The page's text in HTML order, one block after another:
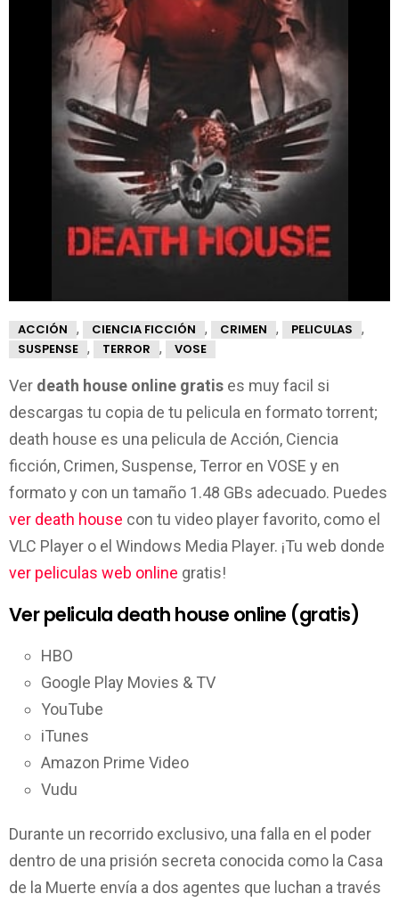
ACCIÓN , CIENCIA FICCIÓN , CRIMEN , PELICULAS ,
SUSPENSE , TERROR , VOSE
Ver death house online gratis es muy facil si
descargas tu copia de tu pelicula en formato torrent;
death house es una pelicula de Acción, Ciencia
ficción, Crimen, Suspense, Terror en VOSE y en
formato y con un tamaño 1.48 GBs adecuado. Puedes
ver death house con tu video player favorito, como el
VLC Player o el Windows Media Player. ¡Tu web donde
ver peliculas web online gratis!
Ver pelicula death house online (gratis)
HBO
Google Play Movies & TV
YouTube
iTunes
Amazon Prime Video
Vudu
Durante un recorrido exclusivo, una falla en el poder
dentro de una prisión secreta conocida como la Casa
de la Muerte envía a dos agentes que luchan a través